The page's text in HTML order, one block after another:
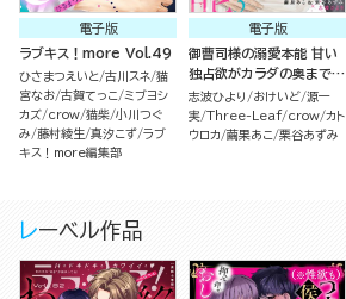
電子版
ラブキス！more Vol.49
ひさまつえいと 古川スネ 猫
宮なお 古賀てっこ ミブヨシ
カズ crow 猫柴 小川つぐ
み 藤村綾生 真汐こず ラブ
キス！more編集部
電子版
御曹司様の溺愛本能 甘い
独占欲がカラダの奥まで
（3）
志波ひより おけいど 源一
実 Three-Leaf crow カト
ウロカ 繭果あこ 栗谷あずみ
レーベル作品